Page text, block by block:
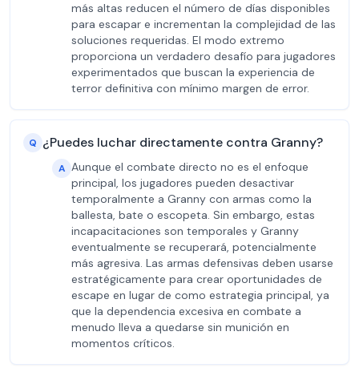
más altas reducen el número de días disponibles
para escapar e incrementan la complejidad de las
soluciones requeridas. El modo extremo
proporciona un verdadero desafío para jugadores
experimentados que buscan la experiencia de
terror definitiva con mínimo margen de error.
Q ¿Puedes luchar directamente contra Granny?
A Aunque el combate directo no es el enfoque
principal, los jugadores pueden desactivar
temporalmente a Granny con armas como la
ballesta, bate o escopeta. Sin embargo, estas
incapacitaciones son temporales y Granny
eventualmente se recuperará, potencialmente
más agresiva. Las armas defensivas deben usarse
estratégicamente para crear oportunidades de
escape en lugar de como estrategia principal, ya
que la dependencia excesiva en combate a
menudo lleva a quedarse sin munición en
momentos críticos.